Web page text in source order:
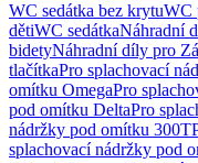
WC sedátka bez krytuWC
dětiWC sedátkaNáhradní
bidetyNáhradní díly pro
tlačítkaPro splachovací
omítku OmegaPro
pod omítku DeltaPro
nádržky pod omítku 300T
splachovací nádržky pod